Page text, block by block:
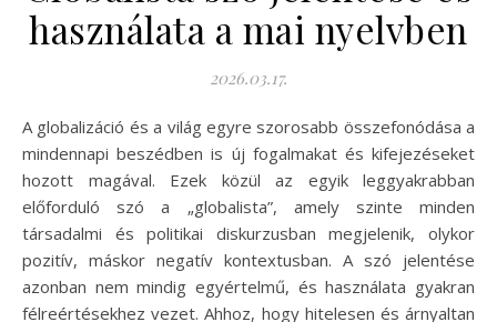
használata a mai nyelvben
2026.03.17.
A globalizáció és a világ egyre szorosabb összefonódása a
mindennapi beszédben is új fogalmakat és kifejezéseket
hozott magával. Ezek közül az egyik leggyakrabban
előforduló szó a „globalista”, amely szinte minden
társadalmi és politikai diskurzusban megjelenik, olykor
pozitív, máskor negatív kontextusban. A szó jelentése
azonban nem mindig egyértelmű, és használata gyakran
félreértésekhez vezet. Ahhoz, hogy hitelesen és árnyaltan